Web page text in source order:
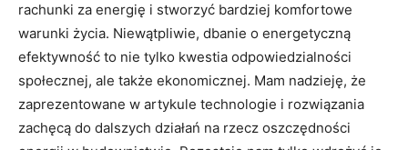
rachunki za energię i stworzyć bardziej komfortowe⁢
warunki życia. Niewątpliwie,‌ dbanie o energetyczną
efektywność to nie ⁢tylko kwestia ‍odpowiedzialności⁤
społecznej, ⁣ale także ekonomicznej. Mam nadzieję, że
‍zaprezentowane w‌ artykule ‍technologie i rozwiązania
zachęcą do dalszych ‍działań na ⁤rzecz oszczędności